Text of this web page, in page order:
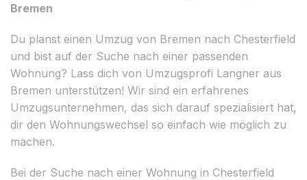
Bremen
Du planst einen Umzug von Bremen nach Chesterfield
und bist auf der Suche nach einer passenden
Wohnung? Lass dich von Umzugsprofi Langner aus
Bremen unterstützen! Wir sind ein erfahrenes
Umzugsunternehmen, das sich darauf spezialisiert hat,
dir den Wohnungswechsel so einfach wie möglich zu
machen.
Bei der Suche nach einer Wohnung in Chesterfield